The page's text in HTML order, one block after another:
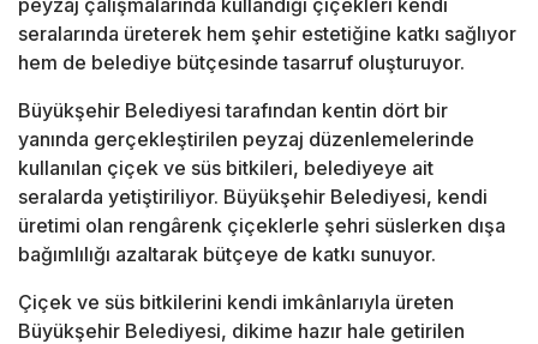
seralarında üreterek hem şehir estetiğine katkı sağlıyor
hem de belediye bütçesinde tasarruf oluşturuyor.
Büyükşehir Belediyesi tarafından kentin dört bir
yanında gerçekleştirilen peyzaj düzenlemelerinde
kullanılan çiçek ve süs bitkileri, belediyeye ait
seralarda yetiştiriliyor. Büyükşehir Belediyesi, kendi
üretimi olan rengârenk çiçeklerle şehri süslerken dışa
bağımlılığı azaltarak bütçeye de katkı sunuyor.
Çiçek ve süs bitkilerini kendi imkânlarıyla üreten
Büyükşehir Belediyesi, dikime hazır hale getirilen